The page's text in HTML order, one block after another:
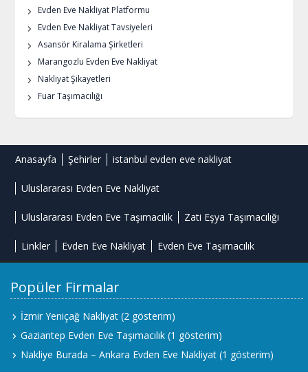
Evden Eve Nakliyat Platformu
Evden Eve Nakliyat Tavsiyeleri
Asansör Kiralama Şirketleri
Marangozlu Evden Eve Nakliyat
Nakliyat Şikayetleri
Fuar Taşımacılığı
Anasayfa Şehirler istanbul evden eve nakliyat
Uluslararası Evden Eve Nakliyat
Uluslararası Evden Eve Taşımacılık Zati Eşya Taşımacılığı
Linkler Evden Eve Nakliyat Evden Eve Taşımacılık
Popüler Firmalar
İzmir Yeniçağ Nakliyat (2 gösterim)
Gaziantep Evden Eve Taşımacılık (1 gösterim)
Nakliye Burada – Ankara Evden Eve Nakliyat (1 gösterim)